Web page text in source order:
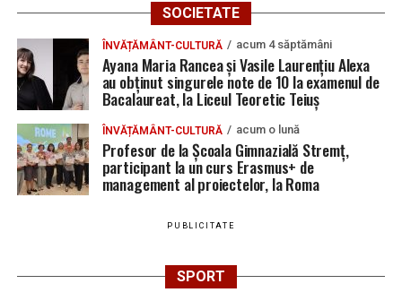
SOCIETATE
ÎNVĂȚĂMÂNT-CULTURĂ acum 4 săptămâni
Ayana Maria Rancea și Vasile Laurențiu Alexa
au obținut singurele note de 10 la examenul de
Bacalaureat, la Liceul Teoretic Teiuș
ÎNVĂȚĂMÂNT-CULTURĂ acum o lună
Profesor de la Școala Gimnazială Stremț,
participant la un curs Erasmus+ de
management al proiectelor, la Roma
PUBLICITATE
SPORT